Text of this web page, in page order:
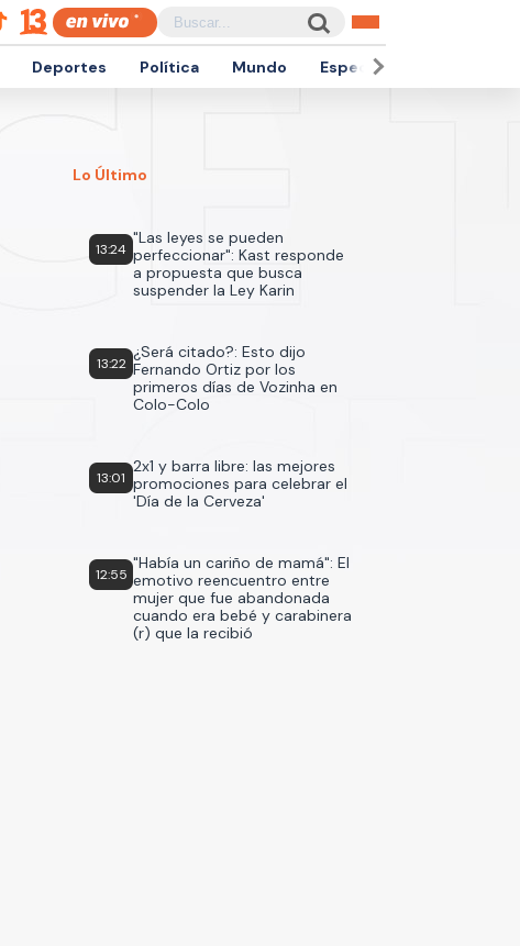
Deportes Política Mundo Espectáculos
Lo Último
13:24
"Las leyes se pueden
perfeccionar": Kast responde
a propuesta que busca
suspender la Ley Karin
13:22
¿Será citado?: Esto dijo
Fernando Ortiz por los
primeros días de Vozinha en
Colo-Colo
13:01
2x1 y barra libre: las mejores
promociones para celebrar el
'Día de la Cerveza'
12:55
"Había un cariño de mamá": El
emotivo reencuentro entre
mujer que fue abandonada
cuando era bebé y carabinera
(r) que la recibió